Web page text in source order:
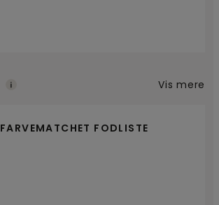
FARVEMATCHET FODLISTE
Vis mere